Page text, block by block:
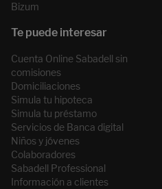
Bizum
Cuenta Online Sabadell sin
comisiones
Domiciliaciones
Simula tu hipoteca
Simula tu préstamo
Servicios de Banca digital
Niños y jóvenes
Colaboradores
Sabadell Professional
Información a clientes